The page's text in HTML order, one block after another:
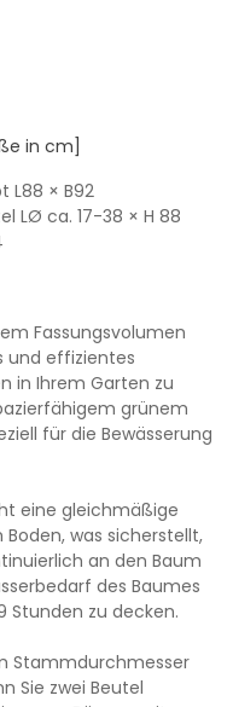
in cm]
L88 × B92
LØ ca. 17-38 × H 88
Fassungsvolumen
und effizientes
in Ihrem Garten zu
grünem
für die Bewässerung
eine gleichmäßige
was sicherstellt,
an den Baum
des Baumes
Stunden zu decken.
Stammdurchmesser
Sie zwei Beutel